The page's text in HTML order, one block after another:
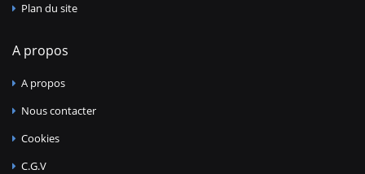
Plan du site
A propos
A propos
Nous contacter
Cookies
C.G.V